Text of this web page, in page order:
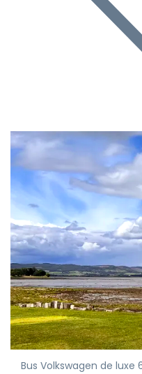
Bus Volkswagen de luxe